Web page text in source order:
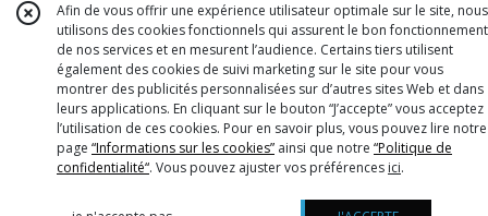
Afin de vous offrir une expérience utilisateur optimale sur le site, nous
utilisons des cookies fonctionnels qui assurent le bon fonctionnement
de nos services et en mesurent l’audience. Certains tiers utilisent
également des cookies de suivi marketing sur le site pour vous
montrer des publicités personnalisées sur d’autres sites Web et dans
leurs applications. En cliquant sur le bouton “J’accepte” vous acceptez
l’utilisation de ces cookies. Pour en savoir plus, vous pouvez lire notre
page “Informations sur les cookies” ainsi que notre “Politique de
confidentialité“. Vous pouvez ajuster vos préférences ici.